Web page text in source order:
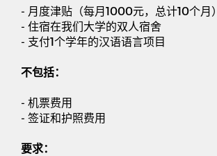
- 月度津贴（每月 1000元，总计10个月）
- 住宿在我们大学的双人宿舍
- 支付1个学年的汉语语言项目
不包括：
- 机票费用
- 签证和护照费用
要求：